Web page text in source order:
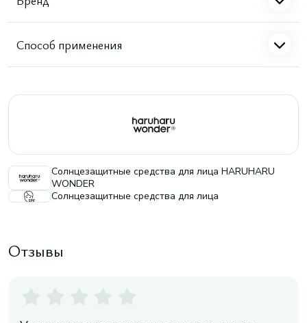
Способ применения
Солнцезащитные средства для лица HARUHARU
WONDER
Солнцезащитные средства для лица
Отзывы